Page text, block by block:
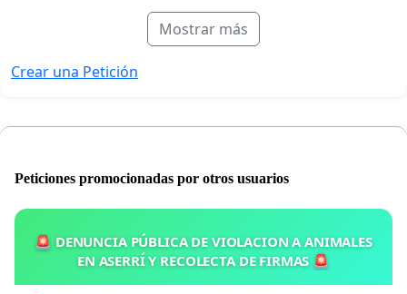
Mostrar más
Crear una Petición
Peticiones promocionadas por otros usuarios
🚨 DENUNCIA PÚBLICA DE VIOLACION A ANIMALES
EN ASERRÍ Y RECOLECTA DE FIRMAS 🚨